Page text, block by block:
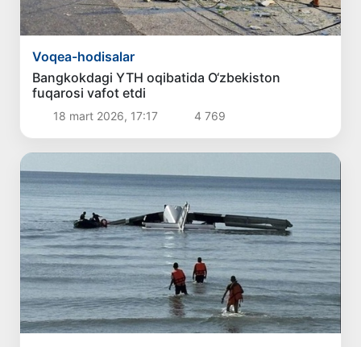
Voqea-hodisalar
Bangkokdagi YTH oqibatida O‘zbekiston
fuqarosi vafot etdi
18 mart 2026, 17:17 4 769